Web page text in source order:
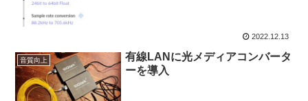
2022.12.13
音質向上
有線LANに光メディアコンバータ
ーを導入